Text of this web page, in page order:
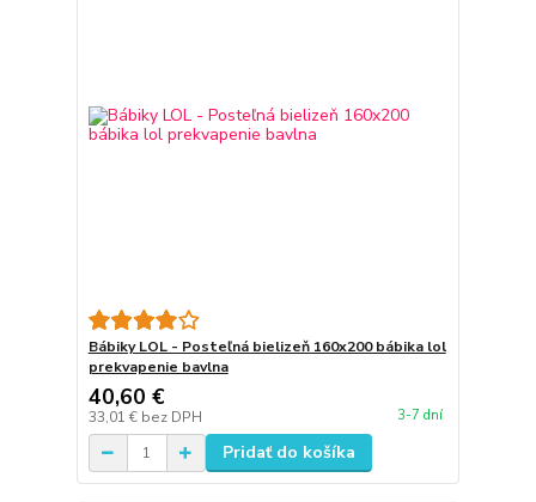
Bábiky LOL - Posteľná bielizeň 160x200 bábika lol
prekvapenie bavlna
40,60 €
33,01 € bez DPH 3-7 dní
Pridať do košíka